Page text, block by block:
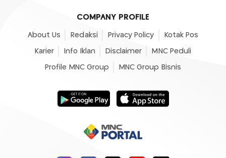
COMPANY PROFILE
About Us Redaksi Privacy Policy Kotak Pos
Karier Info Iklan Disclaimer MNC Peduli
Profile MNC Group MNC Group Bisnis